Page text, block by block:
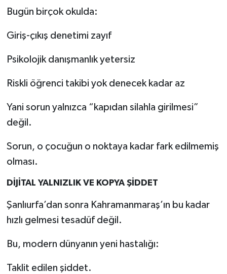
Bugün birçok okulda:
Giriş-çıkış denetimi zayıf
Psikolojik danışmanlık yetersiz
Riskli öğrenci takibi yok denecek kadar az
Yani sorun yalnızca “kapıdan silahla girilmesi”
değil.
Sorun, o çocuğun o noktaya kadar fark edilmemiş
olması.
DİJİTAL YALNIZLIK VE KOPYA ŞİDDET
Şanlıurfa’dan sonra Kahramanmaraş’ın bu kadar
hızlı gelmesi tesadüf değil.
Bu, modern dünyanın yeni hastalığı:
Taklit edilen şiddet.